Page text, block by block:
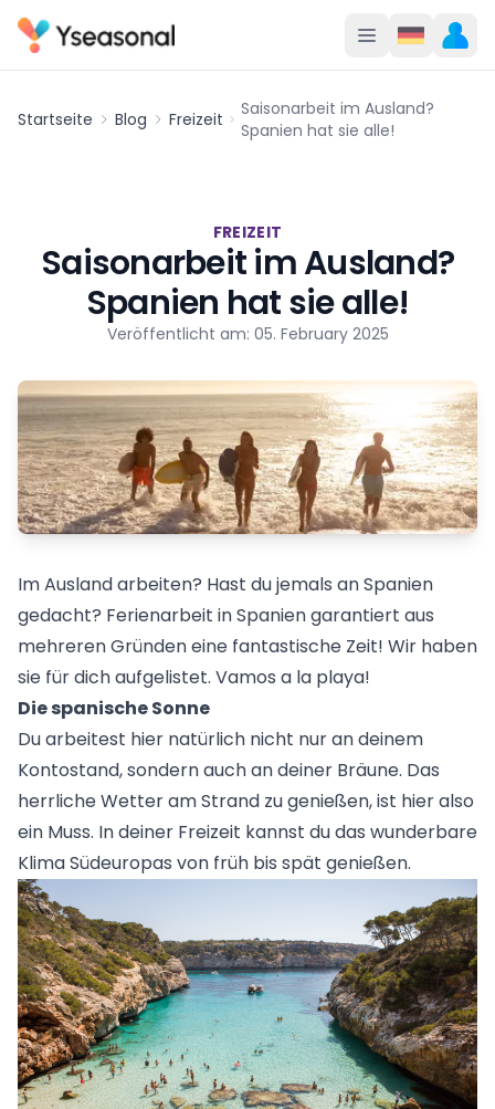
Startseite Blog Freizeit
Saisonarbeit im Ausland?
Spanien hat sie alle!
FREIZEIT
Saisonarbeit im Ausland?
Spanien hat sie alle!
Veröffentlicht am: 05. February 2025
Im Ausland arbeiten? Hast du jemals an Spanien
gedacht? Ferienarbeit in Spanien garantiert aus
mehreren Gründen eine fantastische Zeit! Wir haben
sie für dich aufgelistet. Vamos a la playa!
Die spanische Sonne
Du arbeitest hier natürlich nicht nur an deinem
Kontostand, sondern auch an deiner Bräune. Das
herrliche Wetter am Strand zu genießen, ist hier also
ein Muss. In deiner Freizeit kannst du das wunderbare
Klima Südeuropas von früh bis spät genießen.